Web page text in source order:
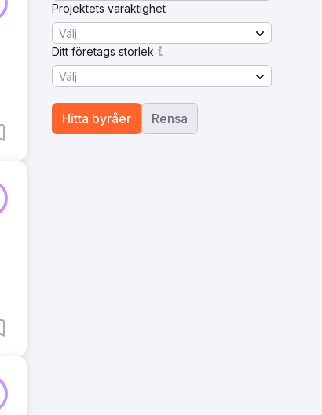
Projektets varaktighet
Välj
Ditt företags storlek
Välj
Hitta byråer Rensa